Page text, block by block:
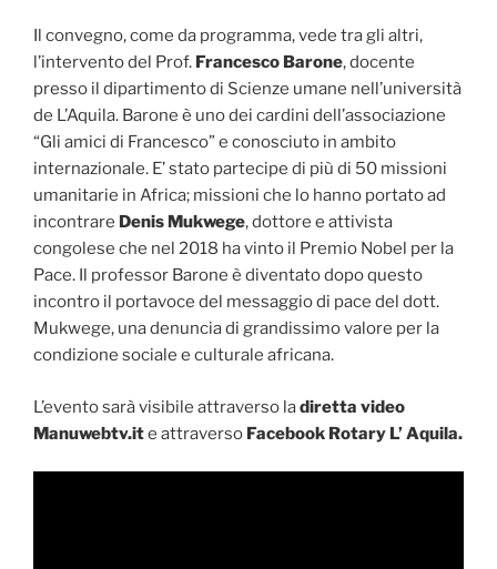
Il convegno, come da programma, vede tra gli altri,
l’intervento del Prof. Francesco Barone, docente
presso il dipartimento di Scienze umane nell’università
de L’Aquila. Barone è uno dei cardini dell’associazione
“Gli amici di Francesco” e conosciuto in ambito
internazionale. E’ stato partecipe di più di 50 missioni
umanitarie in Africa; missioni che lo hanno portato ad
incontrare Denis Mukwege, dottore e attivista
congolese che nel 2018 ha vinto il Premio Nobel per la
Pace. Il professor Barone è diventato dopo questo
incontro il portavoce del messaggio di pace del dott.
Mukwege, una denuncia di grandissimo valore per la
condizione sociale e culturale africana.
L’evento sarà visibile attraverso ladiretta video
Manuwebtv.ite attraverso Facebook Rotary L’ Aquila.